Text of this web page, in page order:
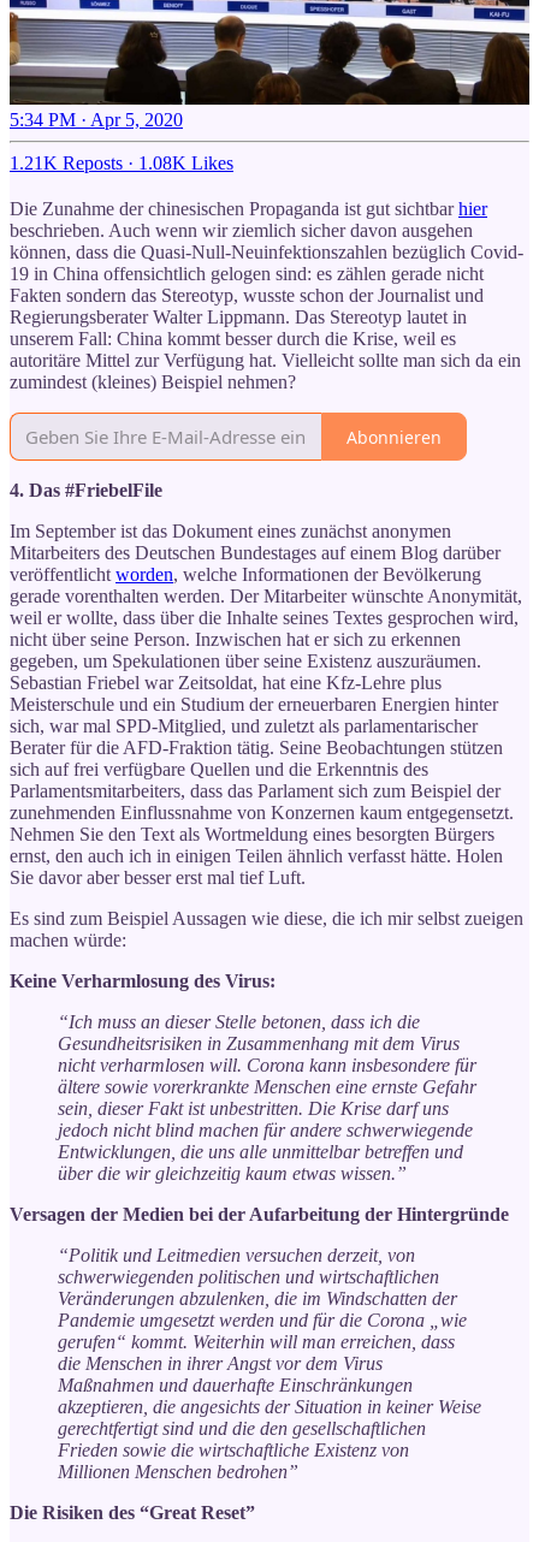
5:34 PM · Apr 5, 2020
1.21K Reposts · 1.08K Likes
Die Zunahme der chinesischen Propaganda ist gut sichtbarhier
beschrieben. Auch wenn wir ziemlich sicher davon ausgehen
können, dass die Quasi-Null-Neuinfektionszahlen bezüglich Covid-
19 in China offensichtlich gelogen sind: es zählen gerade nicht
Fakten sondern das Stereotyp, wusste schon der Journalist und
Regierungsberater Walter Lippmann. Das Stereotyp lautet in
unserem Fall: China kommt besser durch die Krise, weil es
autoritäre Mittel zur Verfügung hat. Vielleicht sollte man sich da ein
zumindest (kleines) Beispiel nehmen?
Abonnieren
4. Das #FriebelFile
Im September ist das Dokument eines zunächst anonymen
Mitarbeiters des Deutschen Bundestages auf einem Blog darüber
veröffentlicht worden, welche Informationen der Bevölkerung
gerade vorenthalten werden. Der Mitarbeiter wünschte Anonymität,
weil er wollte, dass über die Inhalte seines Textes gesprochen wird,
nicht über seine Person. Inzwischen hat er sich zu erkennen
gegeben, um Spekulationen über seine Existenz auszuräumen.
Sebastian Friebel war Zeitsoldat, hat eine Kfz-Lehre plus
Meisterschule und ein Studium der erneuerbaren Energien hinter
sich, war mal SPD-Mitglied, und zuletzt als parlamentarischer
Berater für die AFD-Fraktion tätig. Seine Beobachtungen stützen
sich auf frei verfügbare Quellen und die Erkenntnis des
Parlamentsmitarbeiters, dass das Parlament sich zum Beispiel der
zunehmenden Einflussnahme von Konzernen kaum entgegensetzt.
Nehmen Sie den Text als Wortmeldung eines besorgten Bürgers
ernst, den auch ich in einigen Teilen ähnlich verfasst hätte. Holen
Sie davor aber besser erst mal tief Luft.
Es sind zum Beispiel Aussagen wie diese, die ich mir selbst zueigen
machen würde:
Keine Verharmlosung des Virus:
“Ich muss an dieser Stelle betonen, dass ich die
Gesundheitsrisiken in Zusammenhang mit dem Virus
nicht verharmlosen will. Corona kann insbesondere für
ältere sowie vorerkrankte Menschen eine ernste Gefahr
sein, dieser Fakt ist unbestritten. Die Krise darf uns
jedoch nicht blind machen für andere schwerwiegende
Entwicklungen, die uns alle unmittelbar betreffen und
über die wir gleichzeitig kaum etwas wissen.”
Versagen der Medien bei der Aufarbeitung der Hintergründe
“Politik und Leitmedien versuchen derzeit, von
schwerwiegenden politischen und wirtschaftlichen
Veränderungen abzulenken, die im Windschatten der
Pandemie umgesetzt werden und für die Corona „wie
gerufen“ kommt. Weiterhin will man erreichen, dass
die Menschen in ihrer Angst vor dem Virus
Maßnahmen und dauerhafte Einschränkungen
akzeptieren, die angesichts der Situation in keiner Weise
gerechtfertigt sind und die den gesellschaftlichen
Frieden sowie die wirtschaftliche Existenz von
Millionen Menschen bedrohen”
Die Risiken des “Great Reset”